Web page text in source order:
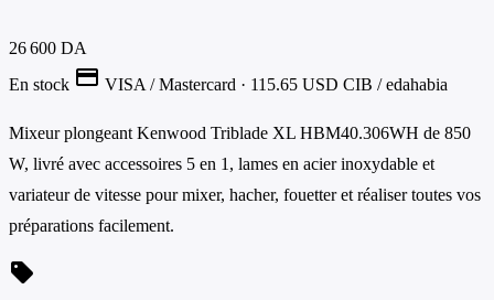
26 600 DA
En stock credit_card VISA / Mastercard · 115.65 USD CIB / edahabia
Mixeur plongeant Kenwood Triblade XL HBM40.306WH de 850
W, livré avec accessoires 5 en 1, lames en acier inoxydable et
variateur de vitesse pour mixer, hacher, fouetter et réaliser toutes vos
préparations facilement.
sell